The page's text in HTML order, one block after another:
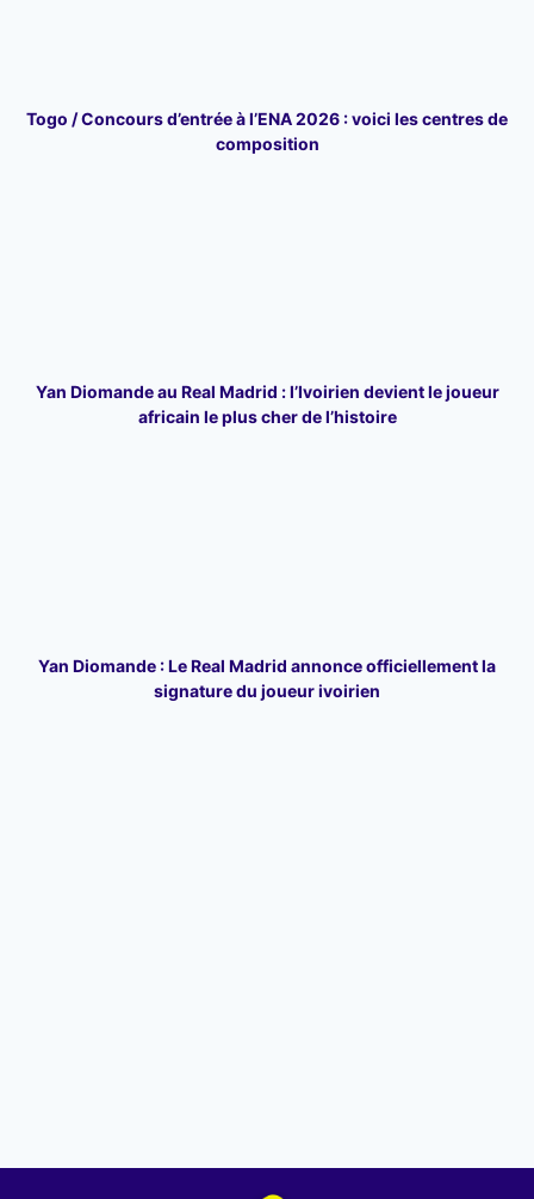
Togo / Concours d’entrée à l’ENA 2026 : voici les centres de
composition
Yan Diomande au Real Madrid : l’Ivoirien devient le joueur
africain le plus cher de l’histoire
Yan Diomande : Le Real Madrid annonce officiellement la
signature du joueur ivoirien